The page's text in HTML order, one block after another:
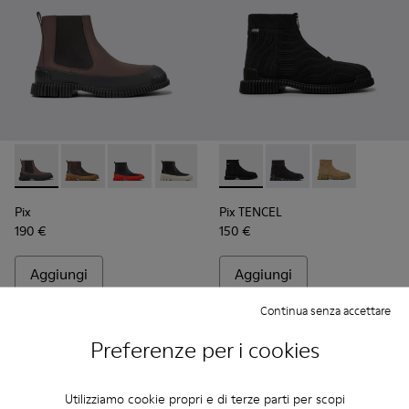
Preferenze per i cookies
Utilizziamo cookie propri e di terze parti per scopi
Continua senza accettare
Pix - K300252-020 - Stivaletto Chelsea da uomo in pelle
Pix - K300252-028
Pix - K300252-027
Pix - K300252-023 - Stivaletto
Pix - K300252-019 - Stivaletto
Pix - K300252-015 -
Pix
190 €
Aggiungi
Pix TENCEL - K300262-
Pix TENCEL -Pix TENCEL -
Pix TENCEL
150 €
Aggiungi